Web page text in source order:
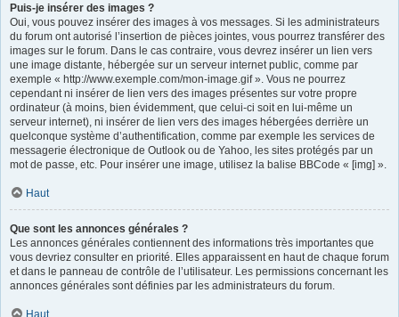
Puis-je insérer des images ?
Oui, vous pouvez insérer des images à vos messages. Si les administrateurs
du forum ont autorisé l’insertion de pièces jointes, vous pourrez transférer des
images sur le forum. Dans le cas contraire, vous devrez insérer un lien vers
une image distante, hébergée sur un serveur internet public, comme par
exemple « http://www.exemple.com/mon-image.gif ». Vous ne pourrez
cependant ni insérer de lien vers des images présentes sur votre propre
ordinateur (à moins, bien évidemment, que celui-ci soit en lui-même un
serveur internet), ni insérer de lien vers des images hébergées derrière un
quelconque système d’authentification, comme par exemple les services de
messagerie électronique de Outlook ou de Yahoo, les sites protégés par un
mot de passe, etc. Pour insérer une image, utilisez la balise BBCode « [img] ».
Haut
Que sont les annonces générales ?
Les annonces générales contiennent des informations très importantes que
vous devriez consulter en priorité. Elles apparaissent en haut de chaque forum
et dans le panneau de contrôle de l’utilisateur. Les permissions concernant les
annonces générales sont définies par les administrateurs du forum.
Haut